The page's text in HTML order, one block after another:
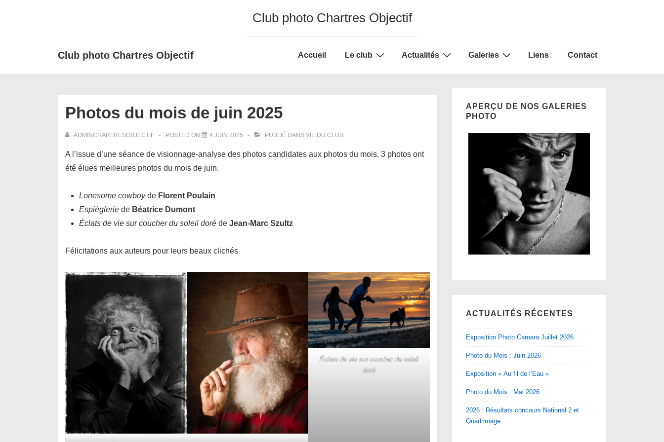
Club photo Chartres Objectif
Club photo Chartres Objectif
Main
Accueil Le club Actualités Galeries Liens Contact
Photos du mois de juin 2025
ADMINCHARTRESOBJECTIF POSTED ON 4 JUIN 2025 PUBLIÉ DANS VIE DU CLUB
A l’issue d’une séance de visionnage-analyse des photos candidates aux photos du mois, 3 photos ont
été élues meilleures photos du mois de juin.
Lonesome cowboyde Florent Poulain
Espièglerie de Béatrice Dumont
Éclats de vie sur coucher du soleil doré de Jean-Marc Szultz
Félicitations aux auteurs pour leurs beaux clichés
Éclats de vie sur coucher du soleil
doré
APERÇU DE NOS GALERIES
PHOTO
ACTUALITÉS RÉCENTES
Exposition Photo Camara Juillet 2026
Photo du Mois : Juin 2026
Exposition « Au fil de l’Eau »
Photo du Mois : Mai 2026
2026 : Résultats concours National 2 et
Quadrimage